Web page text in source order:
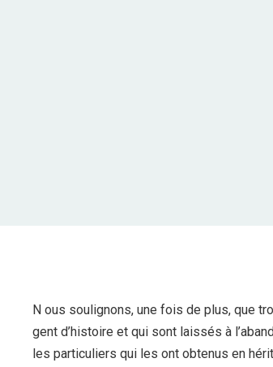
N ous soulignons, une fois de plus, que
gent d’histoire et qui sont laissés à
les particuliers qui les ont obtenus en